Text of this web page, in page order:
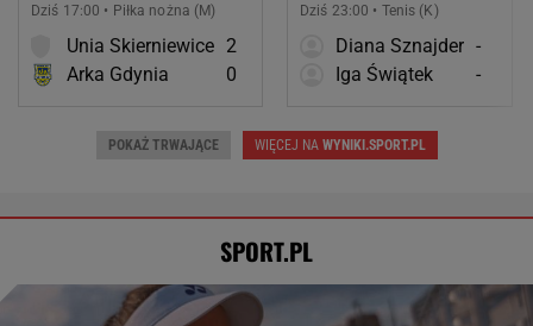
Dziś 17:00 • Piłka nożna (M)
Unia Skierniewice 2
Arka Gdynia
0
Dziś 23:00 • Tenis (K)
Diana Sznajder -
Iga Świątek
-
POKAŻ TRWAJĄCE WIĘCEJ NA WYNIKI.SPORT.PL
SPORT.PL